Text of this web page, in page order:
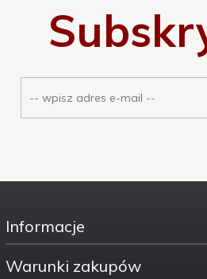
Informacje
Warunki zakupów